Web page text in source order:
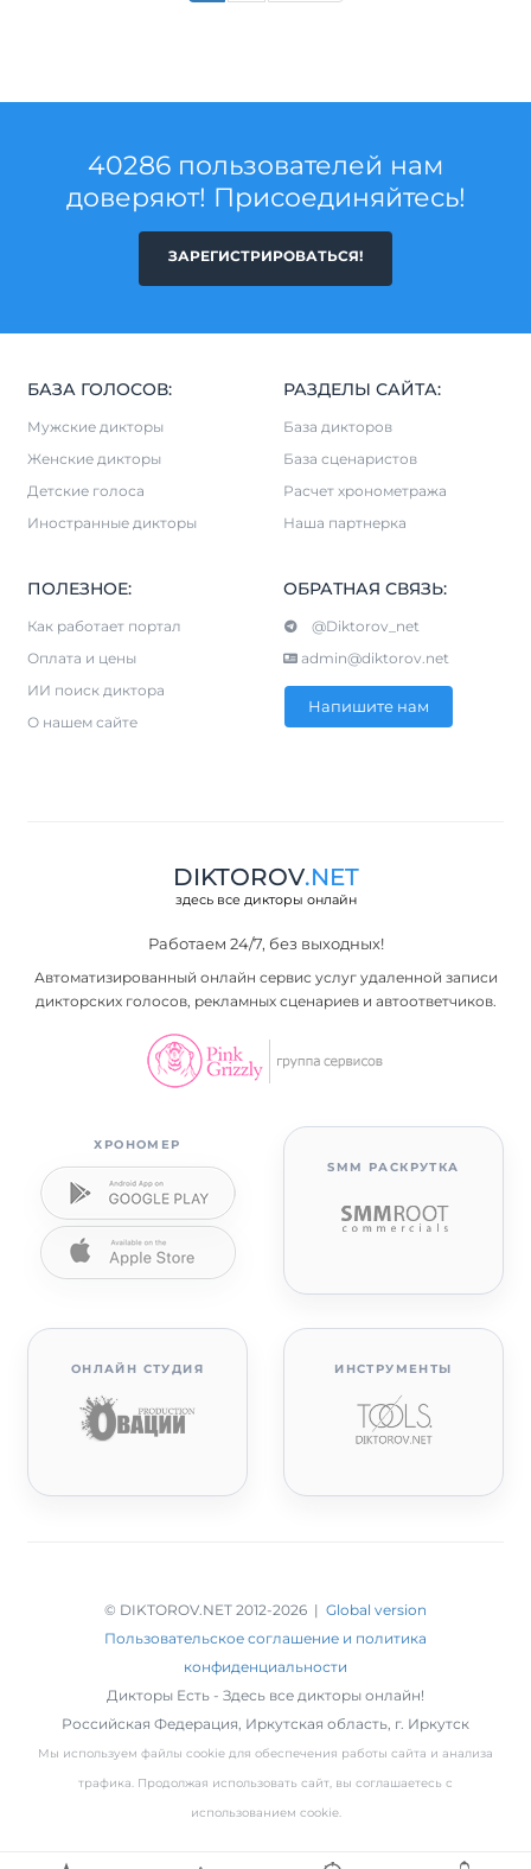
40286 пользователей нам
доверяют! Присоединяйтесь!
ЗАРЕГИСТРИРОВАТЬСЯ!
БАЗА ГОЛОСОВ:
Мужские дикторы
Женские дикторы
Детские голоса
Иностранные дикторы
РАЗДЕЛЫ САЙТА:
База дикторов
База сценаристов
Расчет хронометража
Наша партнерка
ПОЛЕЗНОЕ:
Как работает портал
Оплата и цены
ИИ поиск диктора
О нашем сайте
ОБРАТНАЯ СВЯЗЬ:
@Diktorov_net
admin@diktorov.net
Напишите нам
DIKTOROV.NET
здесь все дикторы онлайн
Работаем 24/7, без выходных!
Автоматизированный онлайн сервис услуг удаленной записи
дикторских голосов, рекламных сценариев и автоответчиков.
ХРОНОМЕР
SMM РАСКРУТКА
ОНЛАЙН СТУДИЯ ИНСТРУМЕНТЫ
© DIKTOROV.NET 2012-2026 | Global version
Пользовательское соглашение и политика
конфиденциальности
Дикторы Есть - Здесь все дикторы онлайн!
Российская Федерация, Иркутская область, г. Иркутск
Мы используем файлы cookie для обеспечения работы сайта и анализа
трафика. Продолжая использовать сайт, вы соглашаетесь с
использованием cookie.